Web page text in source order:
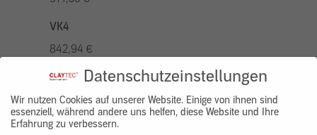
VK4
842,94 €
VK5
1042,96 €
VK7
Datenschutzeinstellungen
Wir nutzen Cookies auf unserer Website. Einige von ihnen sind
essenziell, während andere uns helfen, diese Website und Ihre
Erfahrung zu verbessern.